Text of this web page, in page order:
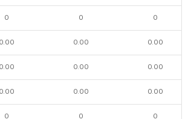
0 0 0
0.00 0.00 0.00
0.00 0.00 0.00
0.00 0.00 0.00
0 0 0